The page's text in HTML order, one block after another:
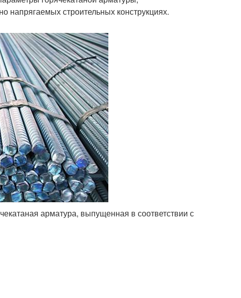
напрягаемых строительных конструкциях.
арматура, выпущенная в соответствии с